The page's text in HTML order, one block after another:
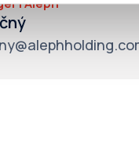
I Aleph